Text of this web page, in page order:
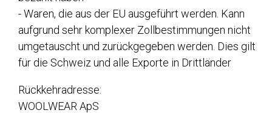
- Waren, die aus der EU ausgeführt werden. Kann
aufgrund sehr komplexer Zollbestimmungen nicht
umgetauscht und zurückgegeben werden. Dies gilt
für die Schweiz und alle Exporte in Drittländer
Rückkehradresse:
WOOLWEAR ApS